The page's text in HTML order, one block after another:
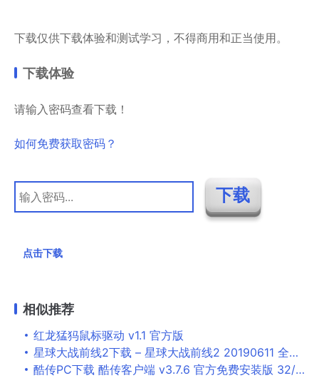
下载仅供下载体验和测试学习，不得商用和正当使用。
下载体验
请输入密码查看下载！
如何免费获取密码？
点击下载
相似推荐
红龙猛犸鼠标驱动 v1.1 官方版
星球大战前线2下载 – 星球大战前线2 20190611 全DLC中英文硬盘版
酷传PC下载 酷传客户端 v3.7.6 官方免费安装版 32/64位